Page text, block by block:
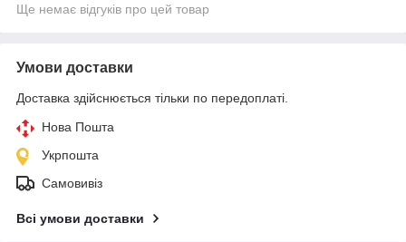
Ще немає відгуків про цей товар
Умови доставки
Доставка здійснюється тільки по передоплаті.
Нова Пошта
Укрпошта
Самовивіз
Всі умови доставки